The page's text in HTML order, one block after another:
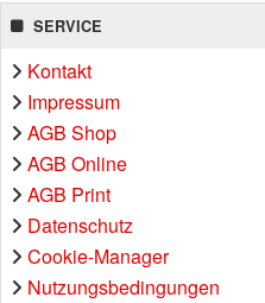
SERVICE
Kontakt
Impressum
AGB Shop
AGB Online
AGB Print
Datenschutz
Cookie-Manager
Nutzungsbedingungen